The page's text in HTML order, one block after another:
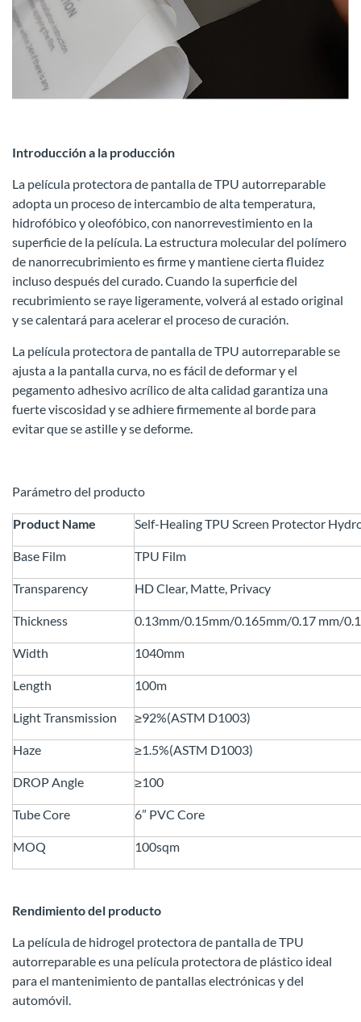
Introducción a la producción
La película protectora de pantalla de TPU autorreparable
adopta un proceso de intercambio de alta temperatura,
hidrofóbico y oleofóbico, con nanorrevestimiento en la
superficie de la película. La estructura molecular del polímero
de nanorrecubrimiento es firme y mantiene cierta fluidez
incluso después del curado. Cuando la superficie del
recubrimiento se raye ligeramente, volverá al estado original
y se calentará para acelerar el proceso de curación.
La película protectora de pantalla de TPU autorreparable se
ajusta a la pantalla curva, no es fácil de deformar y el
pegamento adhesivo acrílico de alta calidad garantiza una
fuerte viscosidad y se adhiere firmemente al borde para
evitar que se astille y se deforme.
Parámetro del producto
Product Name Self-Healing TPU Screen Protector
Base Film TPU Film
Transparency HD Clear, Matte, Privacy
Thickness 0.13mm/0.15mm/0.165mm/0.17 mm/
Width 1040mm
Length 100m
Light Transmission ≥92%(ASTM D1003)
Haze ≥1.5%(ASTM D1003)
DROP Angle ≥100
Tube Core 6” PVC Core
MOQ 100sqm
Rendimiento del producto
La película de hidrogel protectora de pantalla de TPU
autorreparable es una película protectora de plástico ideal
para el mantenimiento de pantallas electrónicas y del
automóvil.